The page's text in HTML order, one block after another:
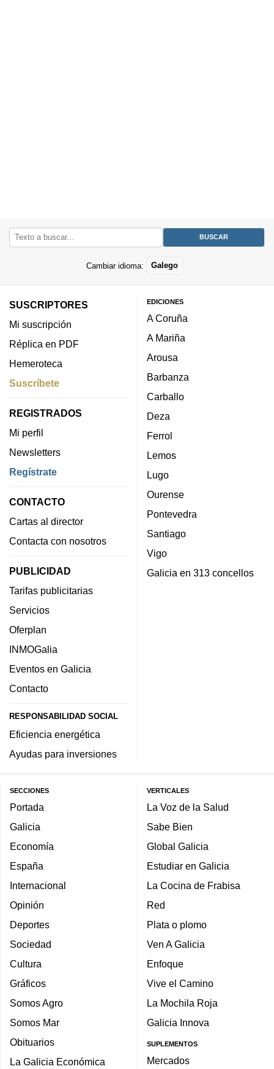
Cambiar idioma: Galego
SUSCRIPTORES
Mi suscripción
Réplica en PDF
Hemeroteca
Suscríbete
REGISTRADOS
Mi perfil
Newsletters
Regístrate
CONTACTO
Cartas al director
Contacta con nosotros
PUBLICIDAD
Tarifas publicitarias
Servicios
Oferplan
INMOGalia
Eventos en Galicia
Contacto
RESPONSABILIDAD SOCIAL
Eficiencia energética
Ayudas para inversiones
EDICIONES
A Coruña
A Mariña
Arousa
Barbanza
Carballo
Deza
Ferrol
Lemos
Lugo
Ourense
Pontevedra
Santiago
Vigo
Galicia en 313 concellos
SECCIONES
Portada
Galicia
Economía
España
Internacional
Opinión
Deportes
Sociedad
Cultura
Gráficos
Somos Agro
Somos Mar
Obituarios
La Galicia Económica
VERTICALES
La Voz de la Salud
Sabe Bien
Global Galicia
Estudiar en Galicia
La Cocina de Frabisa
Red
Plata o plomo
Ven A Galicia
Enfoque
Vive el Camino
La Mochila Roja
Galicia Innova
SUPLEMENTOS
Mercados